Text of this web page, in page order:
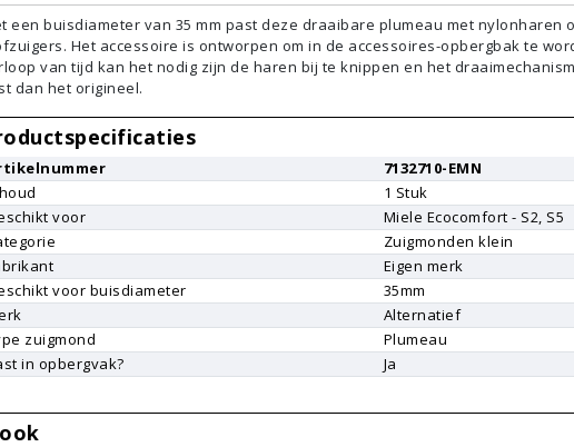
een buisdiameter van 35 mm past deze draaibare plumeau met nylonharen
Het accessoire is ontworpen om in de accessoires-opbergbak te
van tijd kan het nodig zijn de haren bij te knippen en het
dan het origineel.
7132710-EMN
1 Stuk
voor
Miele Ecocomfort - S2, S5
Zuigmonden klein
Eigen merk
voor buisdiameter
35mm
Alternatief
zuigmond
Plumeau
in opbergvak?
Ja